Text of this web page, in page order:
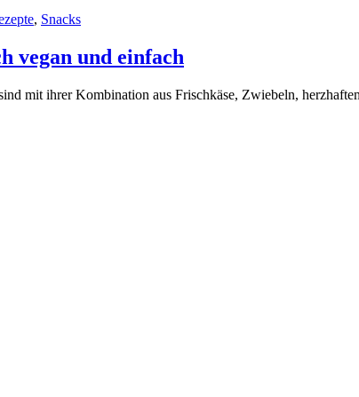
, Snacks
vegan und einfach
mit ihrer Kombination aus Frischkäse, Zwiebeln,